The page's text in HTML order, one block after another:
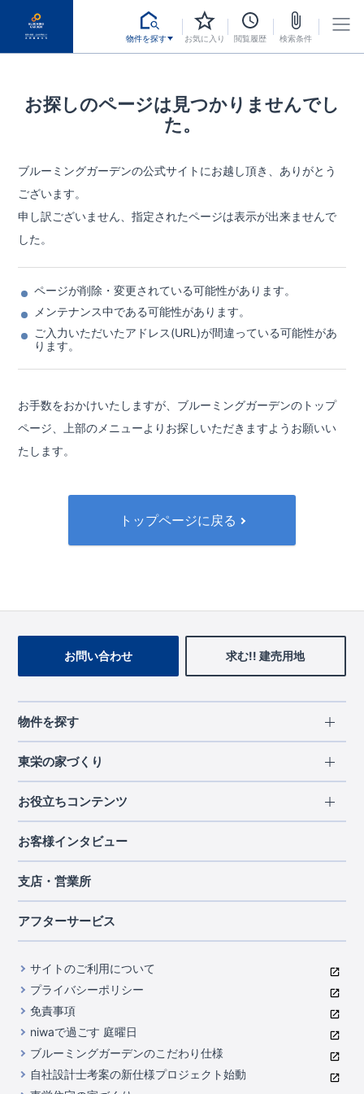
物件を探す お気に入り 閲覧履歴 検索条件
お探しのページは見つかりませんでし
た。
ブルーミングガーデンの公式サイトにお越し頂き、ありがとう
ございます。
申し訳ございません、指定されたページは表示が出来ませんで
した。
ページが削除・変更されている可能性があります。
メンテナンス中である可能性があります。
ご入力いただいたアドレス(URL)が間違っている可能性があ
ります。
お手数をおかけいたしますが、ブルーミングガーデンのトップ
ページ、
上部のメニューよりお探しいただきますようお願いい
たします。
トップページに戻る
お問い合わせ 求む!! 建売用地
物件を探す
エリアから探す
北海道・東北
北海道
宮城県
千葉県
中部
山梨県
静岡県
滋賀県
京都府
中国・四国
岡山県
広島県
九州・沖縄
東栄の家づくり
長期優良住宅
住宅性能評価書
ブルーミングガーデンは地震につよい<建物編>
室内空間を快適に保つ断熱性能
コストパフォーマンスに自信
充実のアフターサポート
第三者評価によるお墨付き
家づくりのプロにも選ばれるブルーミングガーデン
住んでみるとじわじわ伝わる暮らしやすさへのこだわり
お役立ちコンテンツ
ご契約までの道のり
現地見学ガイド
ご紹介制度のご案内
東栄INDEX（用語集）
お客様インタビュー
支店・営業所
アフターサービス
サイトのご利用について
プライバシーポリシー
免責事項
niwaで過ごす 庭曜日
ブルーミングガーデンのこだわり仕様
自社設計士考案の新仕様プロジェクト始動